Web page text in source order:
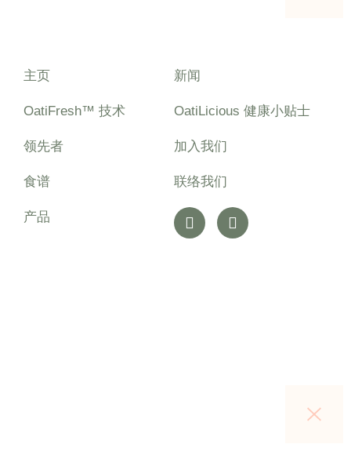
主页
OatiFresh™ 技术
领先者
食谱
产品
新闻
OatiLicious 健康小贴士
加入我们
联络我们